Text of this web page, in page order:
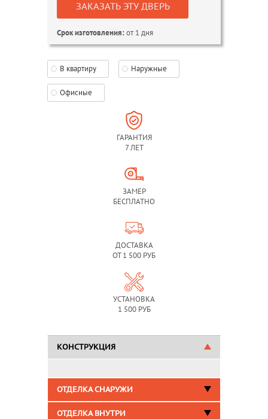
ЗАКАЗАТЬ ЭТУ ДВЕРЬ
Срок изготовления:от 1 дня
В квартиру Наружные
Офисные
ГАРАНТИЯ
7 ЛЕТ
ЗАМЕР
БЕСПЛАТНО
ДОСТАВКА
ОТ 1 500 РУБ
УСТАНОВКА
1 500 РУБ
КОНСТРУКЦИЯ
ОТДЕЛКА СНАРУЖИ
ОТДЕЛКА ВНУТРИ